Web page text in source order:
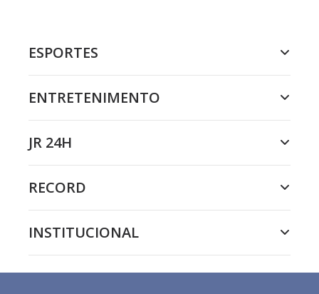
ESPORTES
ENTRETENIMENTO
JR 24H
RECORD
INSTITUCIONAL